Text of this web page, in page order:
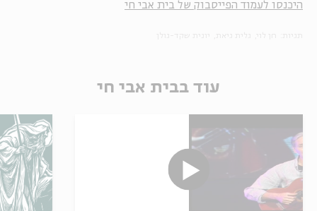
היכנסו לעמוד הפייסבוק של בית אבי חי
עוד בבית אבי חי